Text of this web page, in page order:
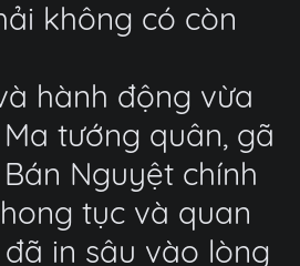
không có còn
hành động vừa
tướng quân, gã
Nguyệt chính
tục và quan
in sâu vào lòng